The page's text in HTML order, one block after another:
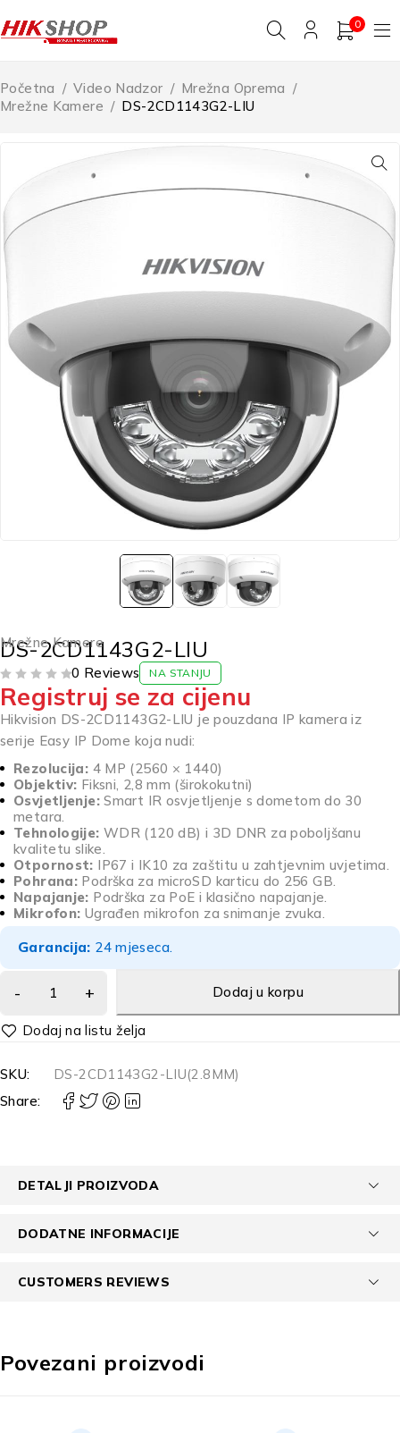
0
Početna / Video Nadzor / Mrežna Oprema /
Mrežne Kamere / DS-2CD1143G2-LIU
Mrežne Kamere
DS-2CD1143G2-LIU
0 Reviews NA STANJU
Registruj se za cijenu
Hikvision DS-2CD1143G2-LIU je pouzdana IP kamera iz
serije Easy IP Dome koja nudi:
Rezolucija: 4 MP (2560 × 1440)
Objektiv: Fiksni, 2,8 mm (širokokutni)
Osvjetljenje:Smart IR osvjetljenje s dometom do 30
metara.
Tehnologije: WDR (120 dB) i 3D DNR za poboljšanu
kvalitetu slike.
Otpornost: IP67 i IK10 za zaštitu u zahtjevnim uvjetima.
Pohrana: Podrška za microSD karticu do 256 GB.
Napajanje: Podrška za PoE i klasično napajanje.
Mikrofon: Ugrađen mikrofon za snimanje zvuka.
Garancija: 24 mjeseca.
Dodaj u korpu
Alternative:
SKU:
DS-2CD1143G2-LIU(2.8MM)
Share:
DETALJI PROIZVODA
DODATNE INFORMACIJE
CUSTOMERS REVIEWS
Povezani proizvodi